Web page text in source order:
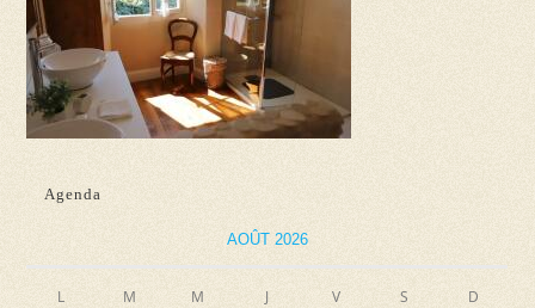
Agenda
AOÛT 2026
L M M J V S D